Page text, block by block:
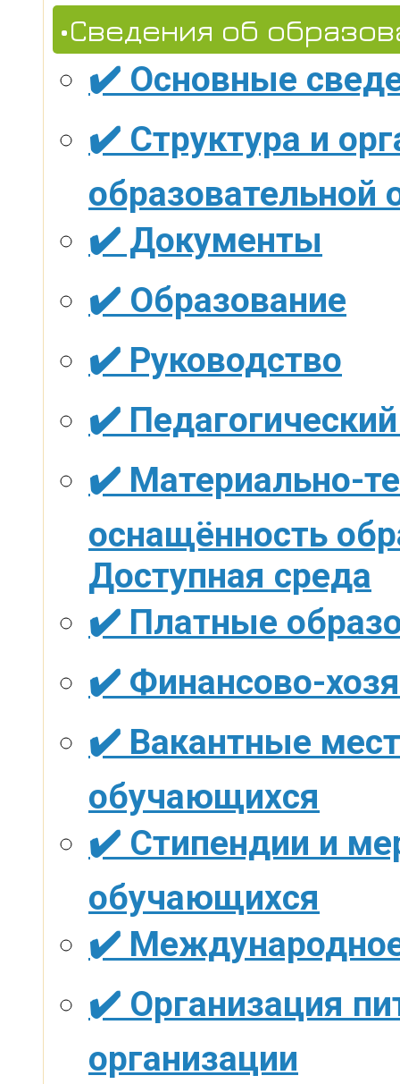
•Сведения об
✔️ Основные
✔️ Структура и
образовательной
✔️ Документы
✔️ Образование
✔️ Руководство
✔️
✔️ Материально-
оснащённость
Доступная среда
✔️ Платные
✔️ Финансово-
✔️ Вакантные
обучающихся
✔️ Стипендии и
обучающихся
✔️ Международное
✔️ Организация
организации